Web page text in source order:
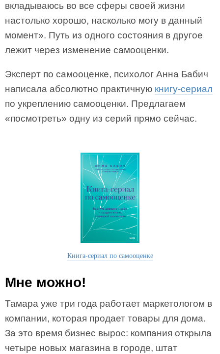
вкладываюсь во все сферы своей жизни
настолько хорошо, насколько могу в данный
момент». Путь из одного состояния в другое
лежит через изменение самооценки.
Эксперт по самооценке, психолог Анна Бабич
написала абсолютно практичную книгу-сериал
по укреплению самооценки. Предлагаем
«посмотреть» одну из серий прямо сейчас.
Книга-сериал по самооценке
Мне можно!
Тамара уже три года работает маркетологом в
компании, которая продает товары для дома.
За это время бизнес вырос: компания открыла
четыре новых магазина в городе, штат